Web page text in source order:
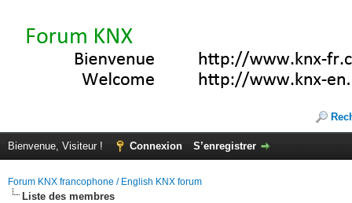
Bienvenue, Visiteur ! Connexion S’enregistrer
Forum KNX francophone / English KNX forum
Liste des membres